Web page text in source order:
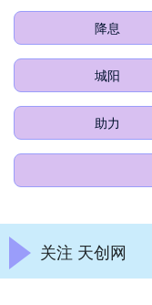
降息
城阳
助力
关注 天创网